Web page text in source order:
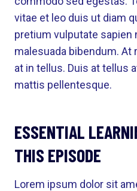
vitae et leo duis ut diam
pretium vulputate sapien
malesuada bibendum. At
at in tellus. Duis at tellus
mattis pellentesque.
ESSENTIAL
THIS EPISODE
Lorem ipsum dolor sit